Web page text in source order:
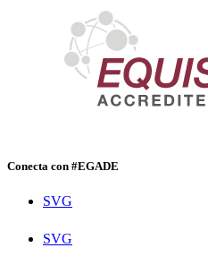
Conecta con #EGADE
SVG
SVG